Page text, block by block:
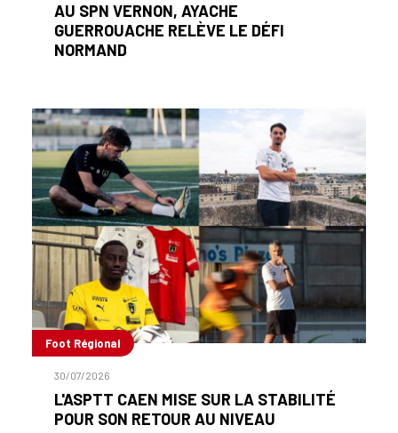
AU SPN VERNON, AYACHE
GUERROUACHE RELÈVE LE DÉFI
NORMAND
Foot Régional
30/07/2026
L'ASPTT CAEN MISE SUR LA STABILITÉ
POUR SON RETOUR AU NIVEAU